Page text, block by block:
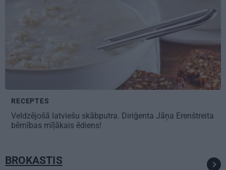
RECEPTES
Veldzējošā latviešu skābputra. Diriģenta Jāņa Erenštreita
bērnības mīļākais ēdiens!
BROKASTIS